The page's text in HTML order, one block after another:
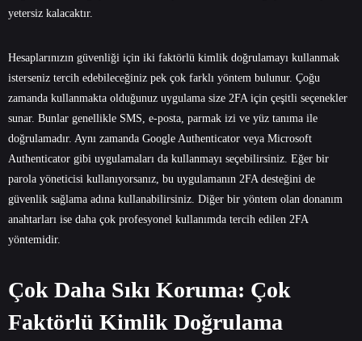
yetersiz kalacaktır.
Hesaplarınızın güvenliği için iki faktörlü kimlik doğrulamayı kullanmak
isterseniz tercih edebileceğiniz pek çok farklı yöntem bulunur. Çoğu
zamanda kullanmakta olduğunuz uygulama size 2FA için çeşitli seçenekler
sunar. Bunlar genellikle SMS, e-posta, parmak izi ve yüz tanıma ile
doğrulamadır. Aynı zamanda Google Authenticator veya Microsoft
Authenticator gibi uygulamaları da kullanmayı seçebilirsiniz. Eğer bir
parola yöneticisi kullanıyorsanız, bu uygulamanın 2FA desteğini de
güvenlik sağlama adına kullanabilirsiniz. Diğer bir yöntem olan donanım
anahtarları ise daha çok profesyonel kullanımda tercih edilen 2FA
yöntemidir.
Çok Daha Sıkı Koruma: Çok
Faktörlü Kimlik Doğrulama